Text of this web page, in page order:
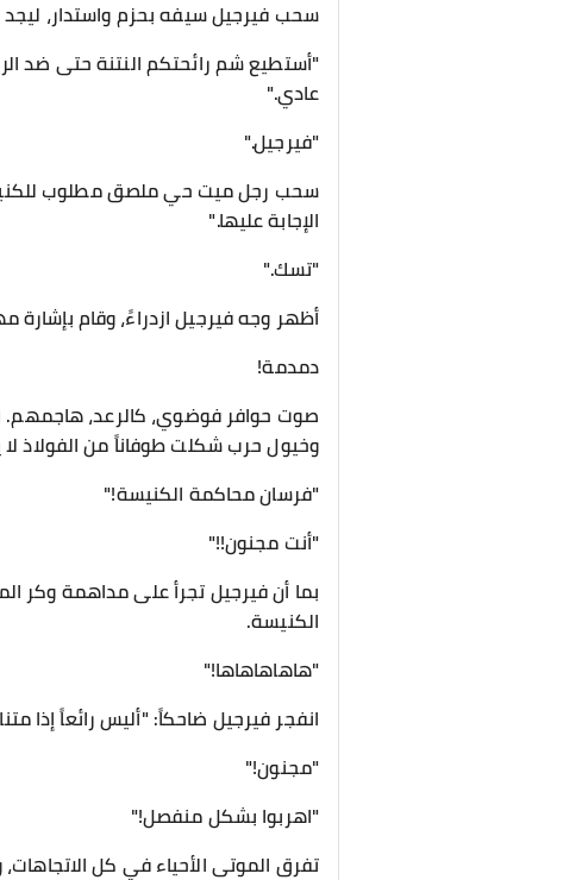
سحب فيرجيل سيفه بحزم واستدار،
"أستطيع شم رائحتكم النتنة حتى ضد
عادي."
"فيرجيل."
سحب رجل ميت حي ملصق مطلوب
الإجابة عليها."
"تسك."
أظهر وجه فيرجيل ازدراءً، وقام بإشارة
دمدمة!
صوت حوافر فوضوي، كالرعد، هاجمهم.
وخيول حرب شكلت طوفاناً من الفولاذ
"فرسان محاكمة الكنيسة!"
"أنت مجنون!!"
بما أن فيرجيل تجرأ على مداهمة وكر
الكنيسة.
"هاهاهاهاها!"
انفجر فيرجيل ضاحكاً: "أليس رائعاً إذا
"مجنون!"
"اهربوا بشكل منفصل!"
تفرق الموتى الأحياء في كل